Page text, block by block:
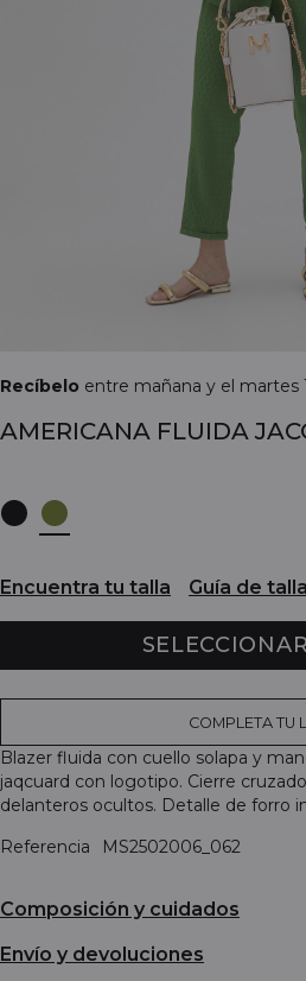
Recíbelo entre mañana y el martes
AMERICANA FLUIDA
Encuentra tu talla Guía de
COMPLETA TU
Blazer fluida con cuello solapa y
jaqcuard con logotipo. Cierre
delanteros ocultos. Detalle de forro
Referencia
MS2502006_062
Composición y cuidados
Envío y devoluciones